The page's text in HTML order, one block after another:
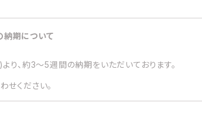
納期について
、約3～5週間の納期をいただいております。
ください。